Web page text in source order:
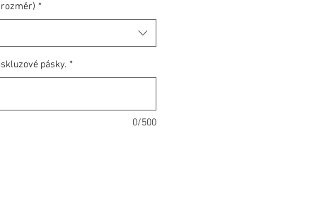
*
pásky. *
0/500